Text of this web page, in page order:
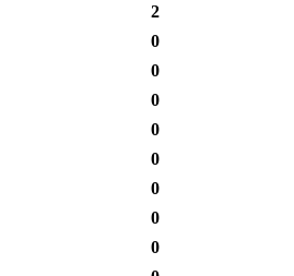
2
0
0
0
0
0
0
0
0